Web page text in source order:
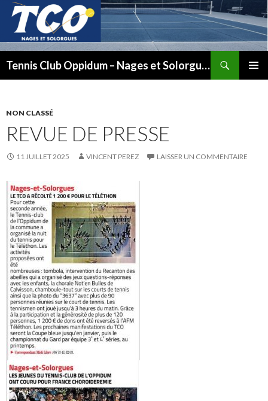
Tennis Club Oppidum – Nages et Solorgues
NON CLASSÉ
REVUE DE PRESSE
11 JUILLET 2025 VINCENT PEREZ LAISSER UN COMMENTAIRE